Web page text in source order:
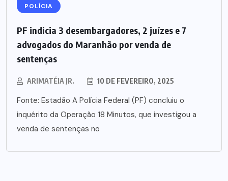
POLÍCIA
PF indicia 3 desembargadores, 2 juízes e 7
advogados do Maranhão por venda de
sentenças
ARIMATÉIA JR. 10 DE FEVEREIRO, 2025
Fonte: Estadão A Polícia Federal (PF) concluiu o
inquérito da Operação 18 Minutos, que investigou a
venda de sentenças no